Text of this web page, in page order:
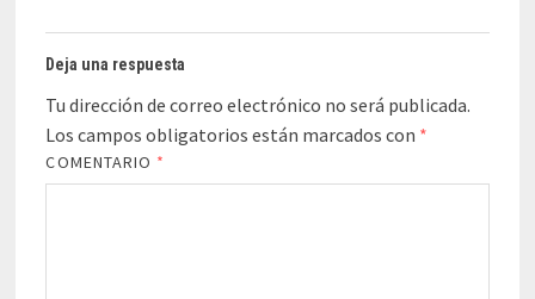
Deja una respuesta
Tu dirección de correo electrónico no será publicada.
Los campos obligatorios están marcados con *
COMENTARIO *